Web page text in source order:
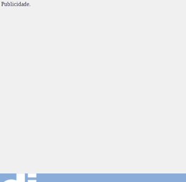
Publicidade.